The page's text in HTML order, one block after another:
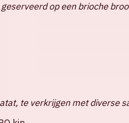
op een brioche
te verkrijgen met diverse